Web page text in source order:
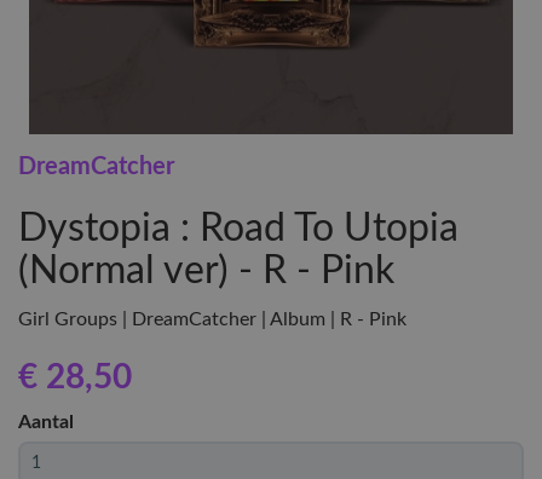
DreamCatcher
Dystopia : Road To Utopia
(Normal ver) - R - Pink
Girl Groups | DreamCatcher | Album | R - Pink
€ 28,50
Aantal